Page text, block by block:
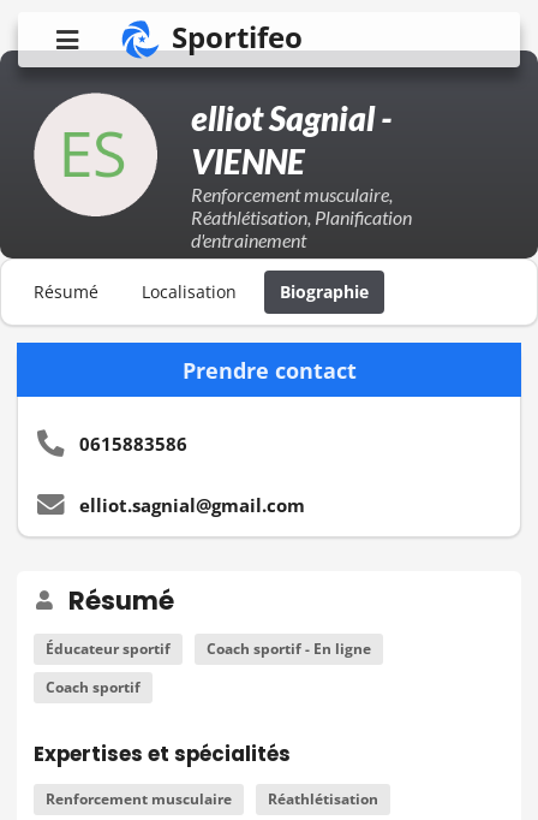
Sportifeo
elliot Sagnial -
VIENNE
Renforcement musculaire,
Réathlétisation, Planification
d'entrainement
Résumé Localisation Biographie
Résumé
Éducateur sportif
Coach sportif - En ligne
Coach sportif
Expertises et spécialités
Renforcement musculaire
Réathlétisation
Prendre contact
0615883586
elliot.sagnial@gmail.com